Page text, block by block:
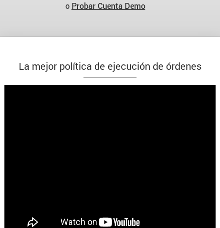
o Probar Cuenta Demo
La mejor política de ejecución de órdenes